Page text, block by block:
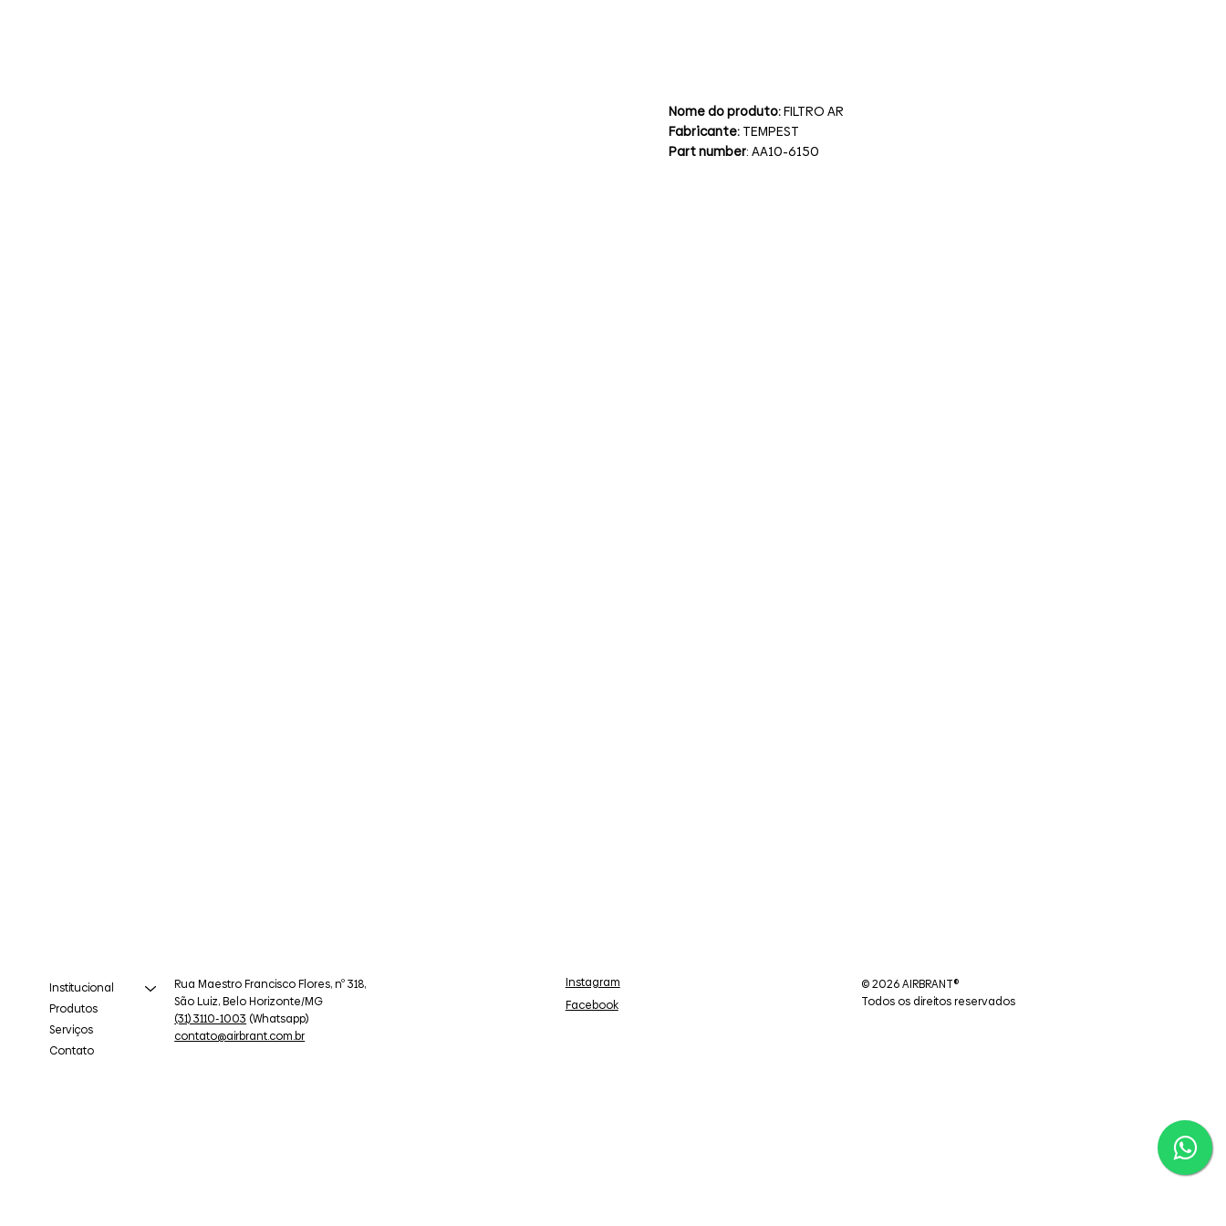
Nome do produto:FILTRO AR
Fabricante: TEMPEST
Part number: AA10-6150
Institucional
Produtos
Serviços
Contato
Rua Maestro Francisco Flores, nº 318,
São Luiz, Belo Horizonte/MG
(31) 3110-1003 (Whatsapp)
contato@airbrant.com.br
Instagram
Facebook
© 2026 AIRBRANT®
Todos os direitos reservados